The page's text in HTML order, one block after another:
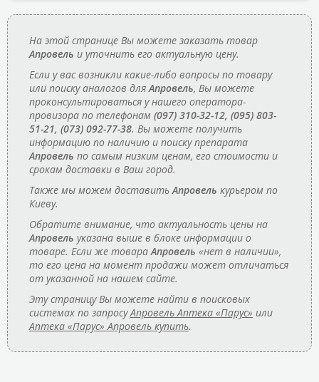
На этой странице Вы можете заказать товар
Апровель и уточнить его актуальную цену.
Если у вас возникли какие-либо вопросы по товару
или поиску аналогов дляАпровель, Вы можете
проконсультироваться у нашего оператора-
провизора по телефонам (097) 310-32-12, (095) 803-
51-21, (073) 092-77-38. Вы можете получить
информацию по наличию и поиску препарата
Апровель по самым низким ценам, его стоимости и
срокам доставки в Ваш город.
Также мы можем доставитьАпровель курьером по
Киеву.
Обратите внимание, что актуальность цены на
Апровель указана выше в блоке информации о
товаре. Если же товараАпровель «нет в наличии»,
то его цена на момент продажи может отличаться
от указанной на нашем сайте.
Эту страницу Вы можете найти в поисковых
системах по запросуАпровель Аптека «Парус» или
Аптека «Парус» Апровель купить.